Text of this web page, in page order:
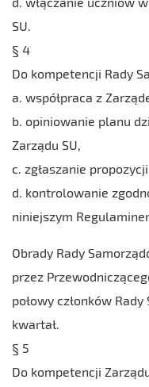
SU.
§ 4
Do kompetencji Rady
a. współpraca z
b. opiniowanie planu
Zarządu SU,
c. zgłaszanie
d. kontrolowanie
niniejszym
Obrady Rady
przez
połowy członków
kwartał.
§ 5
Do kompetencji